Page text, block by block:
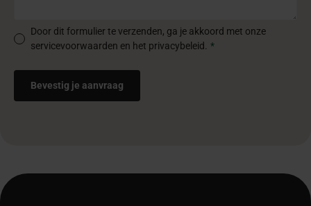
Door dit formulier te verzenden, ga je akkoord met onze
servicevoorwaarden en het privacybeleid. *